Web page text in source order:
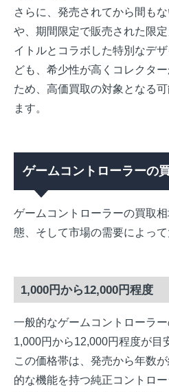
さらに、発売されてから間も
や、期間限定で販売された限
イトルとコラボした特別なデ
ども、希少性が高くコレクタ
ため、高価買取の対象となる
ます。
ゲームコントローラーの
ゲームコントローラーの買取
態、そして市場の需要によって
1,000円から12,000円程度
一般的なゲームコントローラ
1,000円から12,000円程度が目
この価格帯は、発売から年数
的な機能を持つ純正コントロ